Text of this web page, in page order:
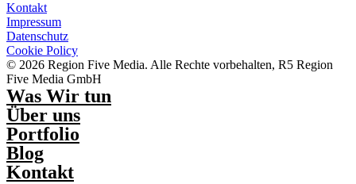
Kontakt
Impressum
Datenschutz
Cookie Policy
© 2026 Region Five Media. Alle Rechte vorbehalten, R5 Region
Five Media GmbH
Was Wir tun
Über uns
Portfolio
Blog
Kontakt